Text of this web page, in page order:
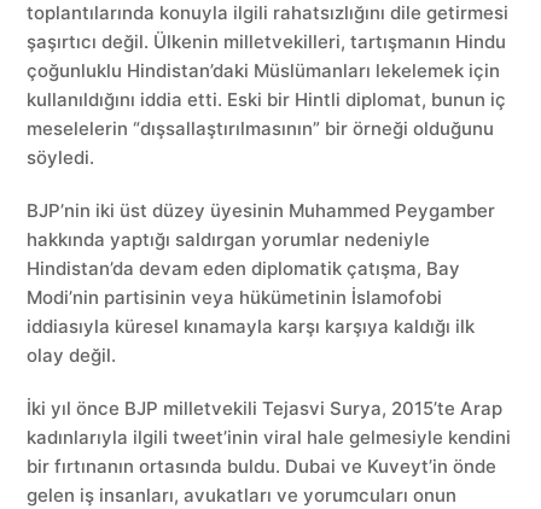
toplantılarında konuyla ilgili rahatsızlığını dile getirmesi
şaşırtıcı değil. Ülkenin milletvekilleri, tartışmanın Hindu
çoğunluklu Hindistan’daki Müslümanları lekelemek için
kullanıldığını iddia etti. Eski bir Hintli diplomat, bunun iç
meselelerin “dışsallaştırılmasının” bir örneği olduğunu
söyledi.
BJP’nin iki üst düzey üyesinin Muhammed Peygamber
hakkında yaptığı saldırgan yorumlar nedeniyle
Hindistan’da devam eden diplomatik çatışma, Bay
Modi’nin partisinin veya hükümetinin İslamofobi
iddiasıyla küresel kınamayla karşı karşıya kaldığı ilk
olay değil.
İki yıl önce BJP milletvekili Tejasvi Surya, 2015’te Arap
kadınlarıyla ilgili tweet’inin viral hale gelmesiyle kendini
bir fırtınanın ortasında buldu. Dubai ve Kuveyt’in önde
gelen iş insanları, avukatları ve yorumcuları onun